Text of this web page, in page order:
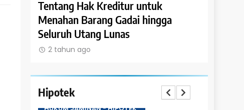
Tentang Hak Kreditur untuk
Menahan Barang Gadai hingga
Seluruh Utang Lunas
2 tahun ago
Hipotek
HUKUM JAMINAN - HIPOTEK